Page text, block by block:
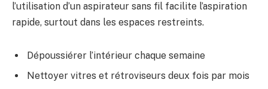
l’utilisation d’un aspirateur sans fil facilite l’aspiration
rapide, surtout dans les espaces restreints.
Dépoussiérer l’intérieur chaque semaine
Nettoyer vitres et rétroviseurs deux fois par mois